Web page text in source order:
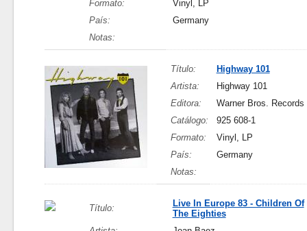
Formato:
Vinyl, LP
País:
Germany
Notas:
Título:
Highway 101
Artista:
Highway 101
Editora:
Warner Bros. Records
Catálogo:
925 608-1
Formato:
Vinyl, LP
País:
Germany
Notas:
Título:
Live In Europe 83 - Children Of
The Eighties